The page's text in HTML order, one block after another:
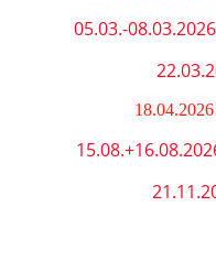
05.03.-